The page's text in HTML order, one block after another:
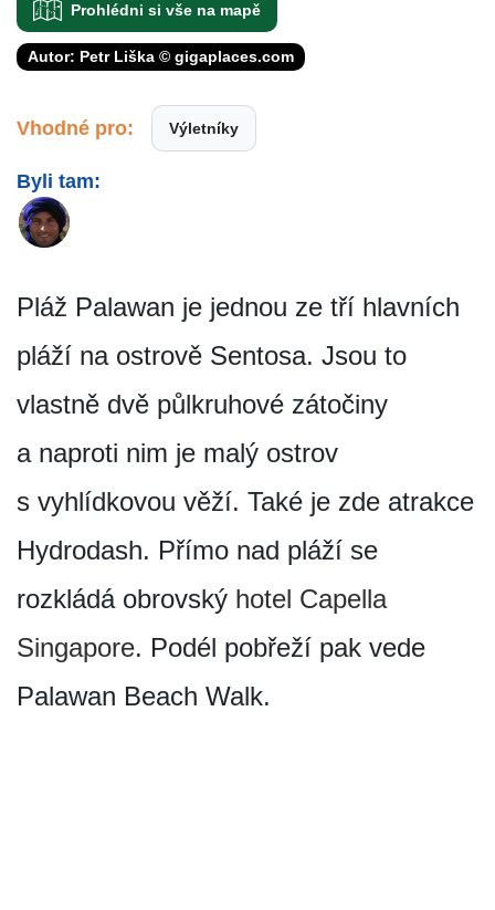
Prohlédni si vše na mapě
Autor: Petr Liška © gigaplaces.com
Vhodné pro: Výletníky
Byli tam:
Pláž Palawan je jednou ze tří hlavních
pláží na ostrově Sentosa. Jsou to
vlastně dvě půlkruhové zátočiny
a naproti nim je malý ostrov
s vyhlídkovou věží. Také je zde atrakce
Hydrodash. Přímo nad pláží se
rozkládá obrovský hotel Capella
Singapore. Podél pobřeží pak vede
Palawan Beach Walk.